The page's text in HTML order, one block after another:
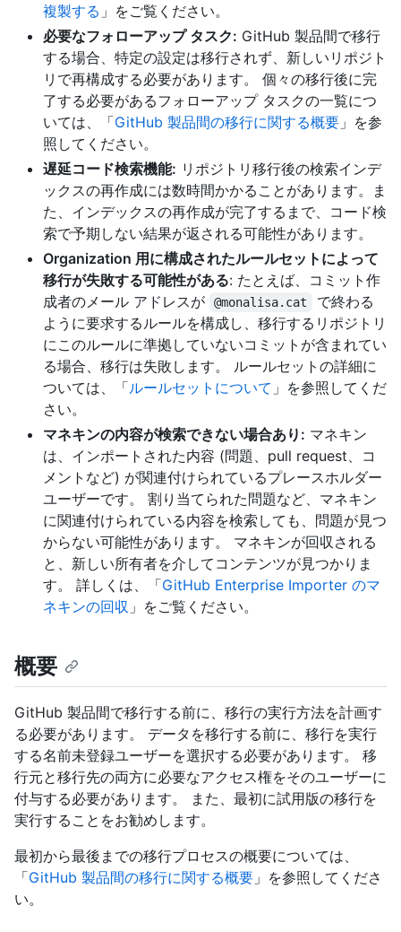
複製する 」をご覧ください。
必要なフォローアップ タスク: GitHub 製品間で移行
する場合、特定の設定は移行されず、新しいリポジト
リで再構成する必要があります。 個々の移行後に完
了する必要があるフォローアップ タスクの一覧につ
いては、「GitHub 製品間の移行に関する概要 」を参
照してください。
遅延コード検索機能: リポジトリ移行後の検索インデ
ックスの再作成には数時間かかることがあります。ま
た、インデックスの再作成が完了するまで、コード検
索で予期しない結果が返される可能性があります。
Organization 用に構成されたルールセットによって
移行が失敗する可能性がある: たとえば、コミット作
成者のメール アドレスが
@monalisa.cat
で終わる
ように要求するルールを構成し、移行するリポジトリ
にこのルールに準拠していないコミットが含まれてい
る場合、移行は失敗します。 ルールセットの詳細に
ついては、「ルールセットについて 」を参照してくだ
さい。
マネキンの内容が検索できない場合あり: マネキン
は、インポートされた内容 (問題、pull request、コ
メントなど) が関連付けられているプレースホルダー
ユーザーです。 割り当てられた問題など、マネキン
に関連付けられている内容を検索しても、問題が見つ
からない可能性があります。 マネキンが回収される
と、新しい所有者を介してコンテンツが見つかりま
す。 詳しくは、「GitHub Enterprise Importer のマ
ネキンの回収 」をご覧ください。
概要
GitHub 製品間で移行する前に、移行の実行方法を計画す
る必要があります。 データを移行する前に、移行を実行
する名前未登録ユーザーを選択する必要があります。 移
行元と移行先の両方に必要なアクセス権をそのユーザーに
付与する必要があります。 また、最初に試用版の移行を
実行することをお勧めします。
最初から最後までの移行プロセスの概要については、
「GitHub 製品間の移行に関する概要 」を参照してくださ
い。